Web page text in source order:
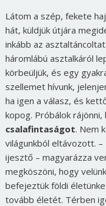
Látom a szép, fekete
hát, küldjük útjára
inkább az
háromlábú asztalkáról
körbeüljük, és egy
szellemet hívunk,
ha igen a válasz, és
kopog. Próbálok
csalafintaságot. Nem
világunkból eltávozott. –
ijesztő – magyarázza
megköszöni, hogy
befejeztük földi
tovább életét. Térben